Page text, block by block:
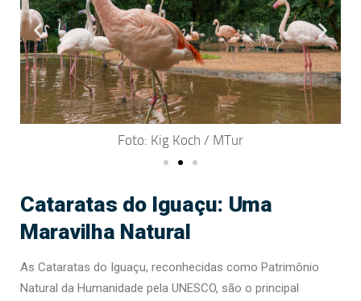
Foto: Kig Koch / MTur
Cataratas do Iguaçu: Uma
Maravilha Natural
As Cataratas do Iguaçu, reconhecidas como Patrimônio
Natural da Humanidade pela UNESCO, são o principal